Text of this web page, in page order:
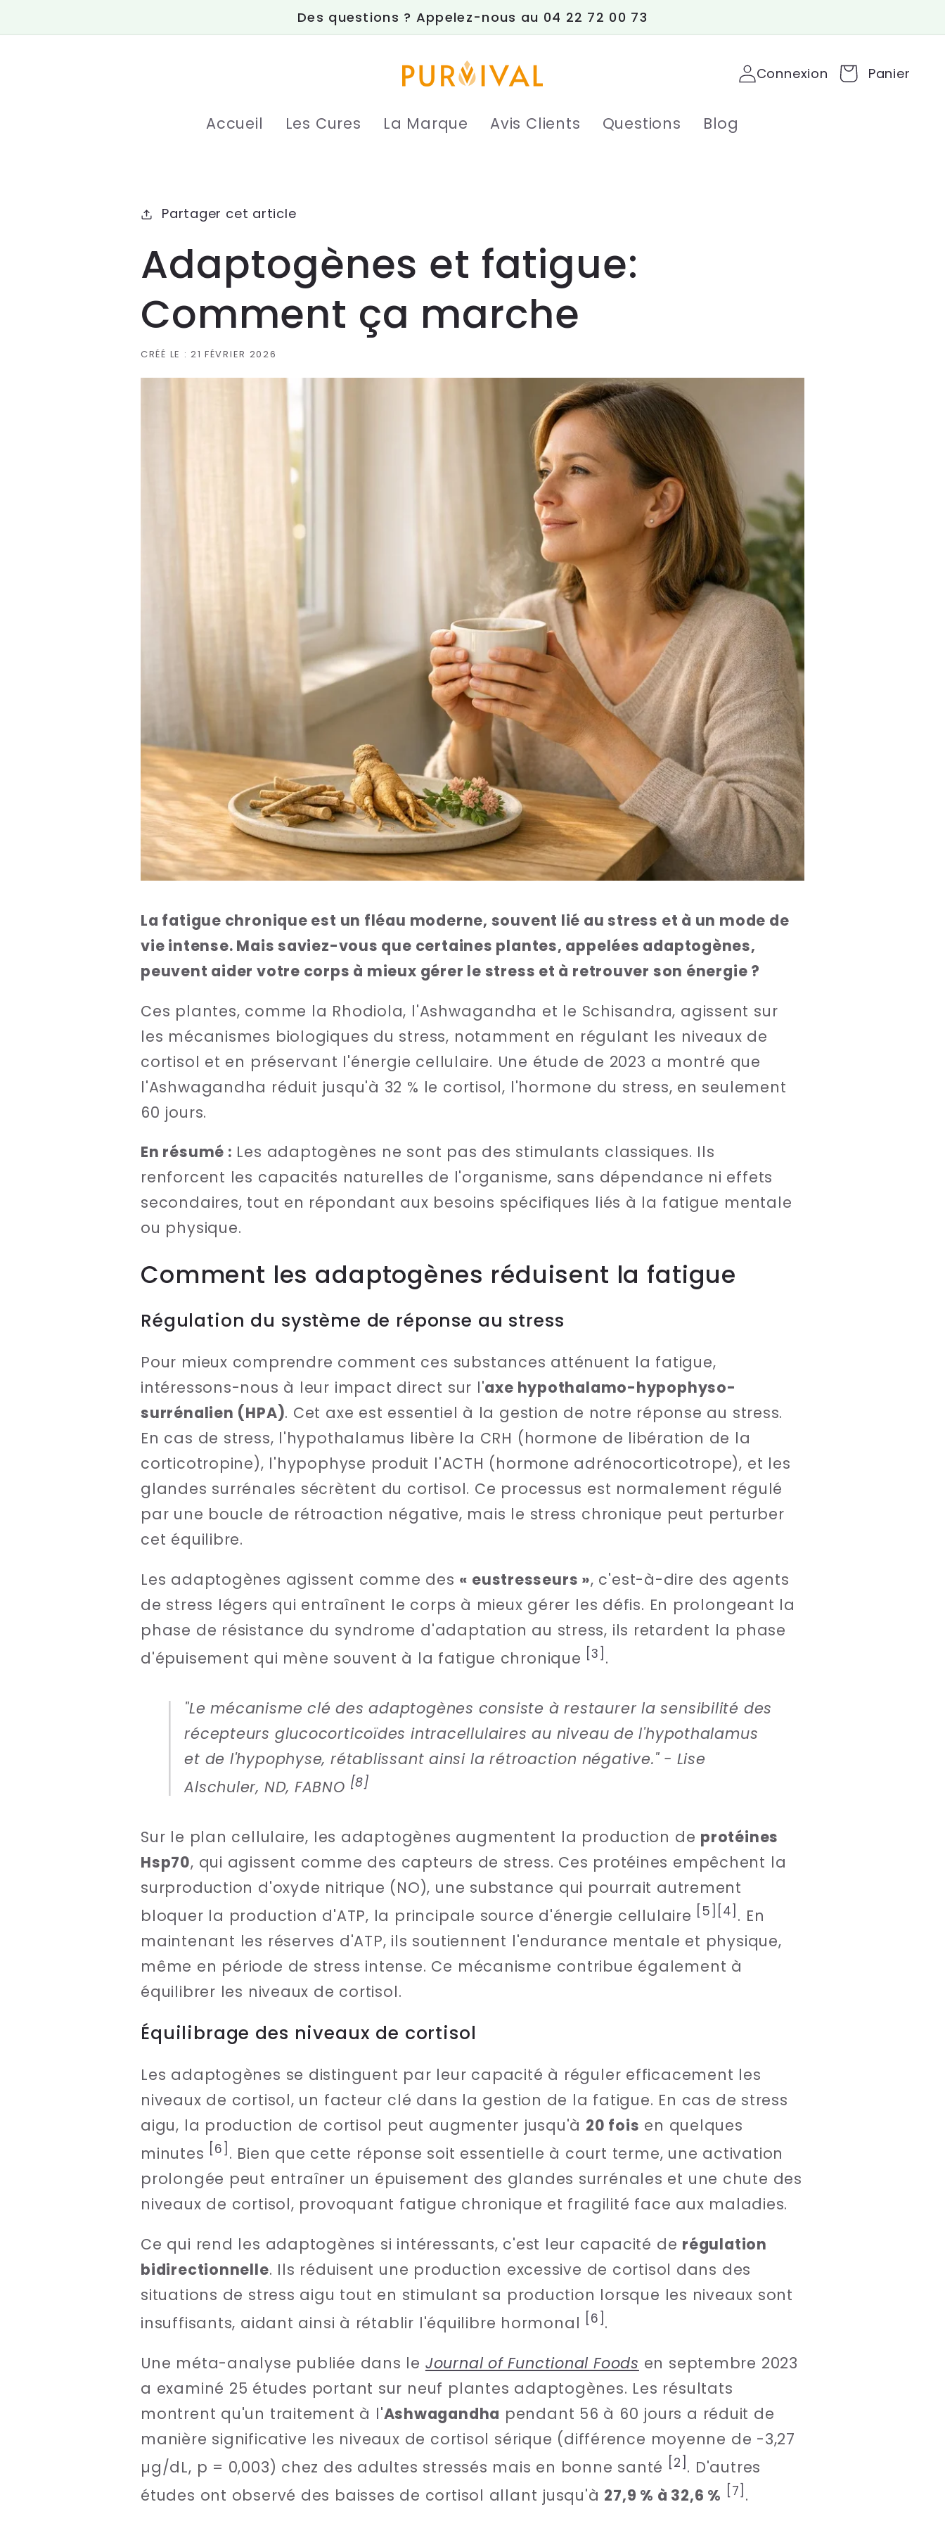
au
Des questions ? Appelez-nous au 04 22 72 00 73
Accueil Les Cures La Marque Avis Clients Questions Blog
Connexion Panier
Partager cet article
Adaptogènes et fatigue:
Comment ça marche
CRÉÉ LE : 21 FÉVRIER 2026
La fatigue chronique est un fléau moderne, souvent lié au stress et à un mode de
vie intense. Mais saviez-vous que certaines plantes, appelées adaptogènes,
peuvent aider votre corps à mieux gérer le stress et à retrouver son énergie ?
Ces plantes, comme la Rhodiola, l'Ashwagandha et le Schisandra, agissent sur
les mécanismes biologiques du stress, notamment en régulant les niveaux de
cortisol et en préservant l'énergie cellulaire. Une étude de 2023 a montré que
l'Ashwagandha réduit jusqu'à 32 % le cortisol, l'hormone du stress, en seulement
60 jours.
En résumé : Les adaptogènes ne sont pas des stimulants classiques. Ils
renforcent les capacités naturelles de l'organisme, sans dépendance ni effets
secondaires, tout en répondant aux besoins spécifiques liés à la fatigue mentale
ou physique.
Comment les adaptogènes réduisent la fatigue
Régulation du système de réponse au stress
Pour mieux comprendre comment ces substances atténuent la fatigue,
intéressons-nous à leur impact direct sur l'axe hypothalamo-hypophyso-
surrénalien (HPA). Cet axe est essentiel à la gestion de notre réponse au stress.
En cas de stress, l'hypothalamus libère la CRH (hormone de libération de la
corticotropine), l'hypophyse produit l'ACTH (hormone adrénocorticotrope), et les
glandes surrénales sécrètent du cortisol. Ce processus est normalement régulé
par une boucle de rétroaction négative, mais le stress chronique peut perturber
cet équilibre.
Les adaptogènes agissent comme des « eustresseurs », c'est-à-dire des agents
de stress légers qui entraînent le corps à mieux gérer les défis. En prolongeant la
phase de résistance du syndrome d'adaptation au stress, ils retardent la phase
d'épuisement qui mène souvent à la fatigue chronique
[3] .
"Le mécanisme clé des adaptogènes consiste à restaurer la sensibilité des
récepteurs glucocorticoïdes intracellulaires au niveau de l'hypothalamus
et de l'hypophyse, rétablissant ainsi la rétroaction négative." - Lise
Alschuler, ND, FABNO [8]
Sur le plan cellulaire, les adaptogènes augmentent la production de protéines
Hsp70, qui agissent comme des capteurs de stress. Ces protéines empêchent la
surproduction d'oxyde nitrique (NO), une substance qui pourrait autrement
bloquer la production d'ATP, la principale source d'énergie cellulaire
[5] [4] . En
maintenant les réserves d'ATP, ils soutiennent l'endurance mentale et physique,
même en période de stress intense. Ce mécanisme contribue également à
équilibrer les niveaux de cortisol.
Équilibrage des niveaux de cortisol
Les adaptogènes se distinguent par leur capacité à réguler efficacement les
niveaux de cortisol, un facteur clé dans la gestion de la fatigue. En cas de stress
aigu, la production de cortisol peut augmenter jusqu'à 20 fois en quelques
minutes
[6] . Bien que cette réponse soit essentielle à court terme, une activation
prolongée peut entraîner un épuisement des glandes surrénales et une chute des
niveaux de cortisol, provoquant fatigue chronique et fragilité face aux maladies.
Ce qui rend les adaptogènes si intéressants, c'est leur capacité de régulation
bidirectionnelle. Ils réduisent une production excessive de cortisol dans des
situations de stress aigu tout en stimulant sa production lorsque les niveaux sont
insuffisants, aidant ainsi à rétablir l'équilibre hormonal
[6] .
Une méta-analyse publiée dans le Journal of Functional Foods en septembre 2023
a examiné 25 études portant sur neuf plantes adaptogènes. Les résultats
montrent qu'un traitement à l'Ashwagandha pendant 56 à 60 jours a réduit de
manière significative les niveaux de cortisol sérique (différence moyenne de -3,27
µg/dL, p = 0,003) chez des adultes stressés mais en bonne santé
[2] . D'autres
études ont observé des baisses de cortisol allant jusqu'à 27,9 % à 32,6 % [7] .